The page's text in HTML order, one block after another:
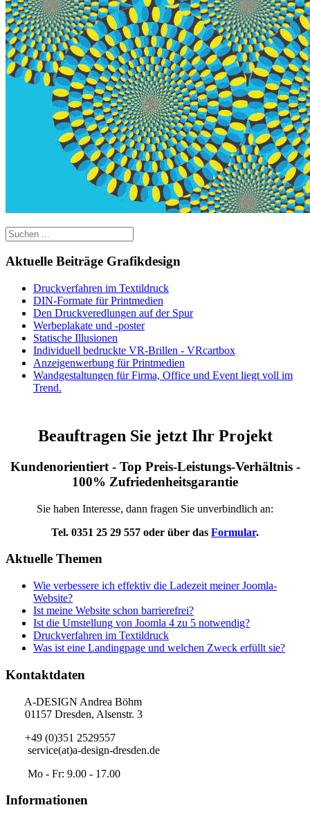
Aktuelle Beiträge Grafikdesign
Druckverfahren im Textildruck
DIN-Formate für Printmedien
Den Druckveredlungen auf der Spur
Werbeplakate und -poster
Statische Illusionen
Individuell bedruckte VR-Brillen - VRcartbox
Anzeigenwerbung für Printmedien
Wandgestaltungen für Firma, Office und Event liegt voll im
Trend.
Beauftragen Sie jetzt Ihr Projekt
Kundenorientiert - Top Preis-Leistungs-Verhältnis -
100% Zufriedenheitsgarantie
Sie haben Interesse, dann fragen Sie unverbindlich an:
Tel. 0351 25 29 557 oder über das Formular.
Aktuelle Themen
Wie verbessere ich effektiv die Ladezeit meiner Joomla-
Website?
Ist meine Website schon barrierefrei?
Ist die Umstellung von Joomla 4 zu 5 notwendig?
Druckverfahren im Textildruck
Was ist eine Landingpage und welchen Zweck erfüllt sie?
Kontaktdaten
A-DESIGN Andrea Böhm
01157 Dresden, Alsenstr. 3
+49 (0)351 2529557
service(at)a-design-dresden.de
Mo - Fr: 9.00 - 17.00
Informationen